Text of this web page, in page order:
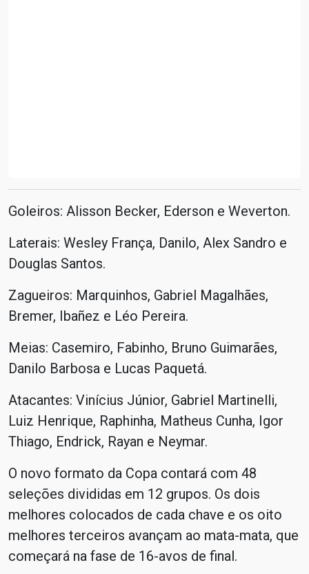
Goleiros: Alisson Becker, Ederson e Weverton.
Laterais: Wesley França, Danilo, Alex Sandro e
Douglas Santos.
Zagueiros: Marquinhos, Gabriel Magalhães,
Bremer, Ibañez e Léo Pereira.
Meias: Casemiro, Fabinho, Bruno Guimarães,
Danilo Barbosa e Lucas Paquetá.
Atacantes: Vinícius Júnior, Gabriel Martinelli,
Luiz Henrique, Raphinha, Matheus Cunha, Igor
Thiago, Endrick, Rayan e Neymar.
O novo formato da Copa contará com 48
seleções divididas em 12 grupos. Os dois
melhores colocados de cada chave e os oito
melhores terceiros avançam ao mata-mata, que
começará na fase de 16-avos de final.